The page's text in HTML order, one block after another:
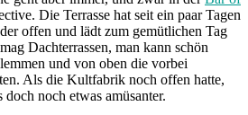
Die Terrasse hat seit ein paar Tagen
offen und lädt zum gemütlichen Tag
Dachterrassen, man kann schön
und von oben die vorbei
Als die Kultfabrik noch offen hatte,
noch etwas amüsanter.